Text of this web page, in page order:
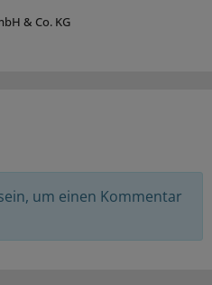
& Co. KG
um einen Kommentar